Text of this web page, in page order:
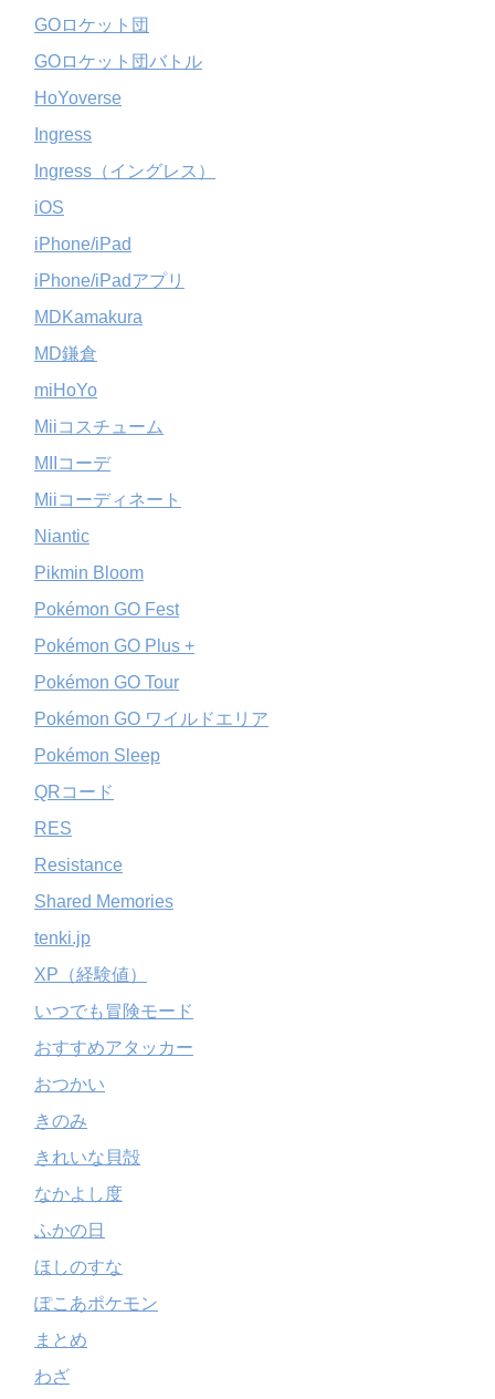
GOロケット団
GOロケット団バトル
HoYoverse
Ingress
Ingress（イングレス）
iOS
iPhone/iPad
iPhone/iPadアプリ
MDKamakura
MD鎌倉
miHoYo
Miiコスチューム
MIIコーデ
Miiコーディネート
Niantic
Pikmin Bloom
Pokémon GO Fest
Pokémon GO Plus +
Pokémon GO Tour
Pokémon GO ワイルドエリア
Pokémon Sleep
QRコード
RES
Resistance
Shared Memories
tenki.jp
XP（経験値）
いつでも冒険モード
おすすめアタッカー
おつかい
きのみ
きれいな貝殻
なかよし度
ふかの日
ほしのすな
ぽこあポケモン
まとめ
わざ